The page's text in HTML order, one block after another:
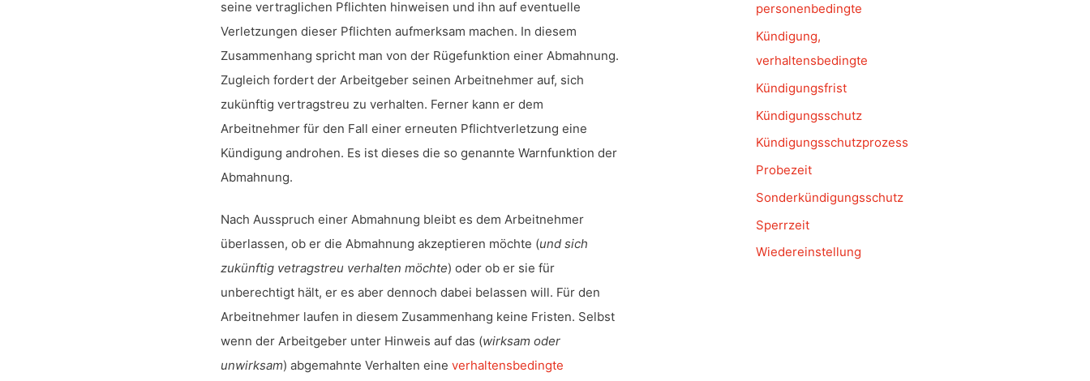
seine vertraglichen Pflichten hinweisen und ihn auf eventuelle
Verletzungen dieser Pflichten aufmerksam machen. In diesem
Zusammenhang spricht man von der Rügefunktion einer Abmahnung.
Zugleich fordert der Arbeitgeber seinen Arbeitnehmer auf, sich
zukünftig vertragstreu zu verhalten. Ferner kann er dem
Arbeitnehmer für den Fall einer erneuten Pflichtverletzung eine
Kündigung androhen. Es ist dieses die so genannte Warnfunktion der
Abmahnung.
Nach Ausspruch einer Abmahnung bleibt es dem Arbeitnehmer
überlassen, ob er die Abmahnung akzeptieren möchte (und sich
zukünftig vetragstreu verhalten möchte) oder ob er sie für
unberechtigt hält, er es aber dennoch dabei belassen will. Für den
Arbeitnehmer laufen in diesem Zusammenhang keine Fristen. Selbst
wenn der Arbeitgeber unter Hinweis auf das (wirksam oder
unwirksam) abgemahnte Verhalten eineverhaltensbedingte
personenbedingte
Kündigung,
verhaltensbedingte
Kündigungsfrist
Kündigungsschutz
Kündigungsschutzprozess
Probezeit
Sonderkündigungsschutz
Sperrzeit
Wiedereinstellung